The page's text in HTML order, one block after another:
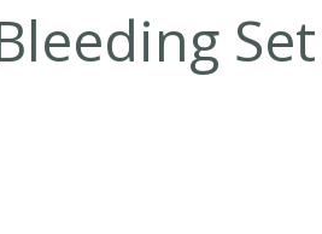
Set